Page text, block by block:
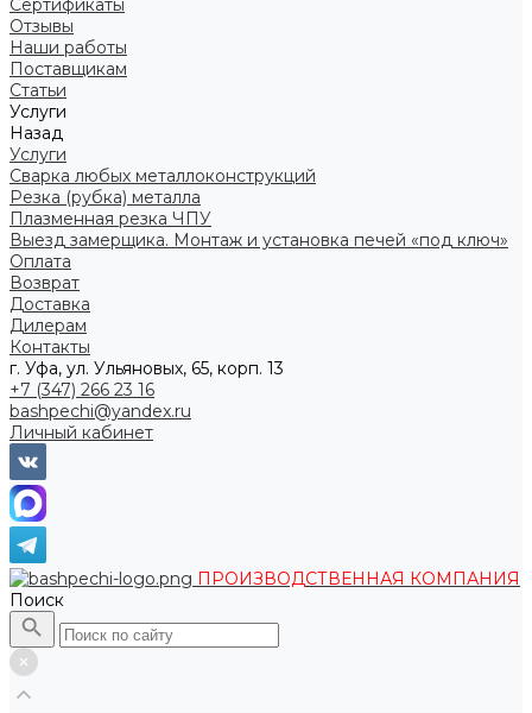
Сертификаты
Отзывы
Наши работы
Поставщикам
Статьи
Услуги
Назад
Услуги
Сварка любых металлоконструкций
Резка (рубка) металла
Плазменная резка ЧПУ
Выезд замерщика. Монтаж и установка печей «под ключ»
Оплата
Возврат
Доставка
Дилерам
Контакты
г. Уфа, ул. Ульяновых, 65, корп. 13
+7 (347) 266 23 16
bashpechi@yandex.ru
Личный кабинет
ПРОИЗВОДСТВЕННАЯ КОМПАНИЯ
Поиск